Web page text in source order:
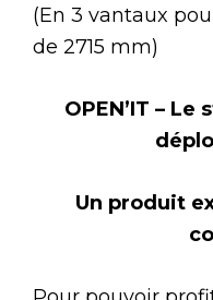
(En 3 vantaux
de 2715 mm)
OPEN’IT –
Un produit